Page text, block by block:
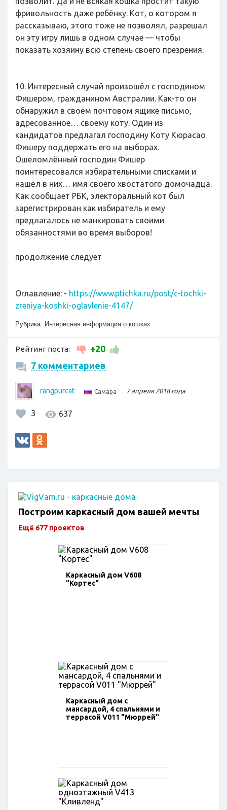
фривольность даже ребёнку. Кот, о котором я
рассказываю, этого тоже не позволял, разрешал
он эту игру лишь в одном случае — чтобы
показать хозяину всю степень своего презрения.
10. Интересный случай произошёл с господином
Фишером, гражданином Австралии. Как-то он
обнаружил в своём почтовом ящике письмо,
адресованное… своему коту. Один из
кандидатов предлагал господину Коту Кюрасао
Фишеру поддержать его на выборах.
Ошеломлённый господин Фишер
поинтересовался избирательными списками и
нашёл в них… имя своего хвостатого домочадца.
Как сообщает РБК, электоральный кот был
зарегистрирован как избиратель и ему
предлагалось не манкировать своими
обязанностями во время выборов!
продолжение следует
Оглавление: - https://www.ptichka.ru/post/c-tochki-
zreniya-koshki-oglavlenie-4147/
Рубрика: Интересная информация о кошках
Рейтинг поста:
+20
7 комментариев
rangpurcat Самара 7 апреля 2018 года
3 637
Построим каркасный дом вашей мечты
Ещё 677 проектов
Каркасный дом V608
"Кортес"
Каркасный дом с
мансардой, 4 спальнями и
террасой V011 "Мюррей"